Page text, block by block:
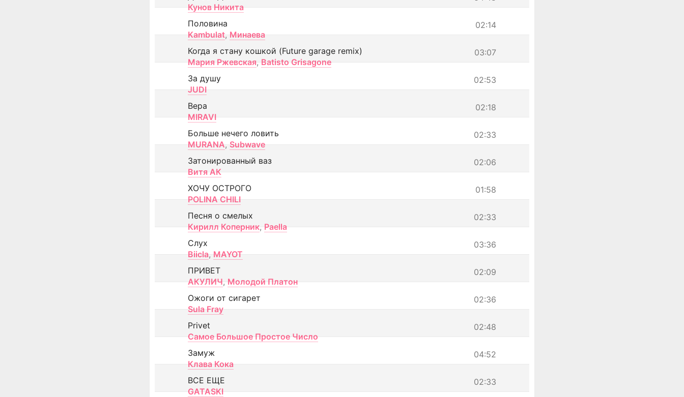
Кунов Никита
02:14
Половина
Kambulat, Минаева
03:07
Когда я стану кошкой (Future garage remix)
Мария Ржевская, Batisto Grisagone
02:53
За душу
JUDI
02:18
Вера
MIRAVI
02:33
Больше нечего ловить
MURANA, Subwave
02:06
Затонированный ваз
Витя АК
01:58
ХОЧУ ОСТРОГО
POLINA CHILI
02:33
Песня о смелых
Кирилл Коперник, Paella
03:36
Слух
Biicla, MAYOT
02:09
ПРИВЕТ
АКУЛИЧ, Молодой Платон
02:36
Ожоги от сигарет
Sula Fray
02:48
Privet
Самое Большое Простое Число
04:52
Замуж
Клава Кока
02:33
ВСЕ ЕЩЕ
GATASKI